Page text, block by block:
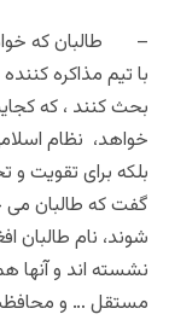
– طالبان که
با تیم مذاکره
بحث کنند ، که
خواهد، نظام
بلکه برای تقویت و
گفت که طالبان می
شوند، نام طالبان
نشسته اند و آنها
مستقل … و